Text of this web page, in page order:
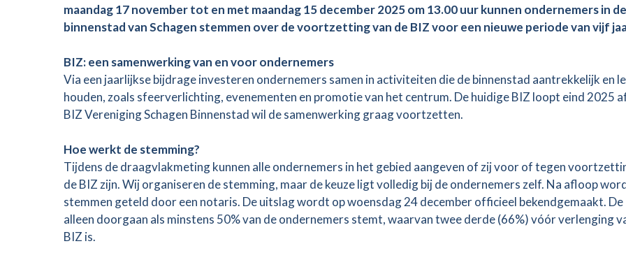
maandag 17 november tot en met maandag 15 december 2025 om 13.00 uur kunnen ondernemers in de
binnenstad van Schagen stemmen over de voortzetting van de BIZ voor een nieuwe periode van vijf
BIZ: een samenwerking van en voor ondernemers
Via een jaarlijkse bijdrage investeren ondernemers samen in activiteiten die de binnenstad aantrekkelijk en
houden, zoals sfeerverlichting, evenementen en promotie van het centrum. De huidige BIZ loopt eind 2025
BIZ Vereniging Schagen Binnenstad wil de samenwerking graag voortzetten.
Hoe werkt de stemming?
Tijdens de draagvlakmeting kunnen alle ondernemers in het gebied aangeven of zij voor of tegen
de BIZ zijn. Wij organiseren de stemming, maar de keuze ligt volledig bij de ondernemers zelf. Na afloop
stemmen geteld door een notaris. De uitslag wordt op woensdag 24 december officieel bekendgemaakt. De
alleen doorgaan als minstens 50% van de ondernemers stemt, waarvan twee derde (66%) vóór verlenging
BIZ is.